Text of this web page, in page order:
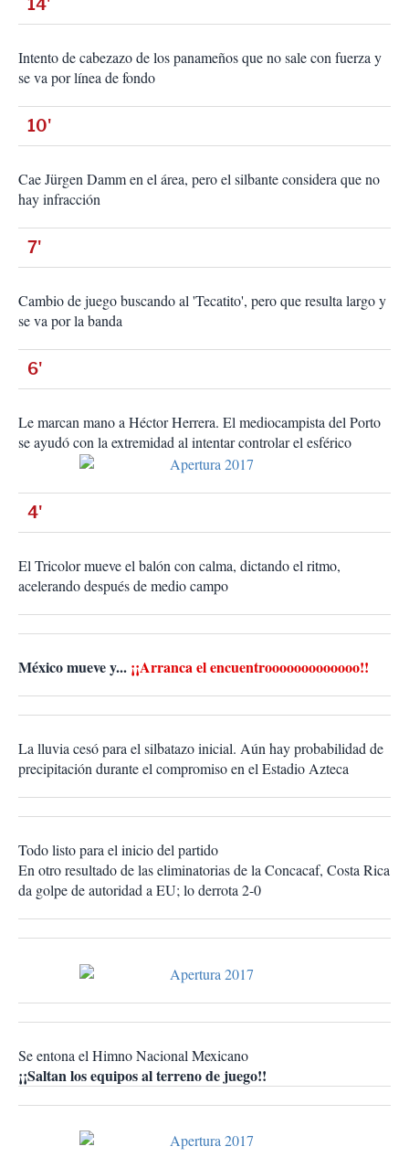
Intento de cabezazo de los panameños que no sale con fuerza y
se va por línea de fondo
10'
Cae Jürgen Damm en el área, pero el silbante considera que no
hay infracción
7'
Cambio de juego buscando al 'Tecatito', pero que resulta largo y
se va por la banda
6'
Le marcan mano a Héctor Herrera. El mediocampista del Porto
se ayudó con la extremidad al intentar controlar el esférico
4'
El Tricolor mueve el balón con calma, dictando el ritmo,
acelerando después de medio campo
México mueve y... ¡¡Arranca el encuentrooooooooooooo!!
La lluvia cesó para el silbatazo inicial. Aún hay probabilidad de
precipitación durante el compromiso en el Estadio Azteca
Todo listo para el inicio del partido
En otro resultado de las eliminatorias de la Concacaf, Costa Rica
da golpe de autoridad a EU; lo derrota 2-0
Se entona el Himno Nacional Mexicano
¡¡Saltan los equipos al terreno de juego!!